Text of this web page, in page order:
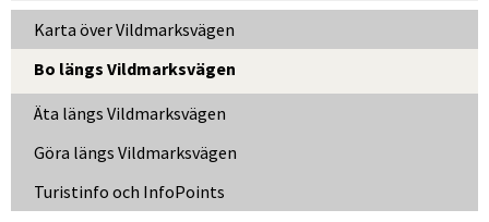
Karta över Vildmarksvägen
Bo längs Vildmarksvägen
Äta längs Vildmarksvägen
Göra längs Vildmarksvägen
Turistinfo och InfoPoints